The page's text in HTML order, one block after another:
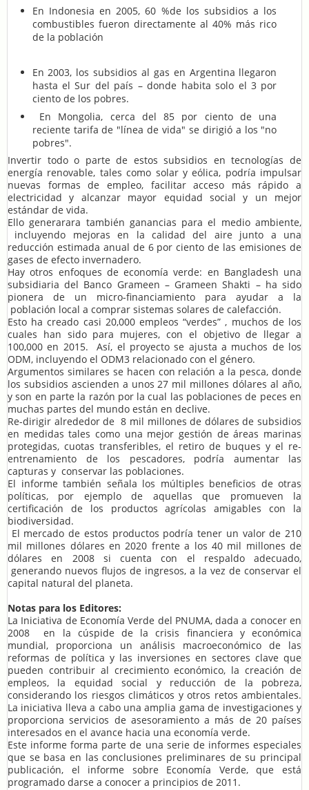
En Indonesia en 2005, 60 %de los subsidios a los
combustibles fueron directamente al 40% más rico
de la población
En 2003, los subsidios al gas en Argentina llegaron
hasta el Sur del país – donde habita solo el 3 por
ciento de los pobres.
En Mongolia, cerca del 85 por ciento de una
reciente tarifa de "línea de vida" se dirigió a los "no
pobres".
Invertir todo o parte de estos subsidios en tecnologías de
energía renovable, tales como solar y eólica, podría impulsar
nuevas formas de empleo, facilitar acceso más rápido a
electricidad y alcanzar mayor equidad social y un mejor
estándar de vida.
Ello generarara también ganancias para el medio ambiente,
incluyendo mejoras en la calidad del aire junto a una
reducción estimada anual de 6 por ciento de las emisiones de
gases de efecto invernadero.
Hay otros enfoques de economía verde: en Bangladesh una
subsidiaria del Banco Grameen – Grameen Shakti – ha sido
pionera de un micro-financiamiento para ayudar a la
población local a comprar sistemas solares de calefacción.
Esto ha creado casi 20,000 empleos “verdes” , muchos de los
cuales han sido para mujeres, con el objetivo de llegar a
100,000 en 2015. Así, el proyecto se ajusta a muchos de los
ODM, incluyendo el ODM3 relacionado con el género.
Argumentos similares se hacen con relación a la pesca, donde
los subsidios ascienden a unos 27 mil millones dólares al año,
y son en parte la razón por la cual las poblaciones de peces en
muchas partes del mundo están en declive.
Re-dirigir alrededor de 8 mil millones de dólares de subsidios
en medidas tales como una mejor gestión de áreas marinas
protegidas, cuotas transferibles, el retiro de buques y el re-
entrenamiento de los pescadores, podría aumentar las
capturas y conservar las poblaciones.
El informe también señala los múltiples beneficios de otras
políticas, por ejemplo de aquellas que promueven la
certificación de los productos agrícolas amigables con la
biodiversidad.
El mercado de estos productos podría tener un valor de 210
mil millones dólares en 2020 frente a los 40 mil millones de
dólares en 2008 si cuenta con el respaldo adecuado,
generando nuevos flujos de ingresos, a la vez de conservar el
capital natural del planeta.
Notas para los Editores:
La Iniciativa de Economía Verde del PNUMA, dada a conocer en
2008 en la cúspide de la crisis financiera y económica
mundial, proporciona un análisis macroeconómico de las
reformas de política y las inversiones en sectores clave que
pueden contribuir al crecimiento económico, la creación de
empleos, la equidad social y reducción de la pobreza,
considerando los riesgos climáticos y otros retos ambientales.
La iniciativa lleva a cabo una amplia gama de investigaciones y
proporciona servicios de asesoramiento a más de 20 países
interesados en el avance hacia una economía verde.
Este informe forma parte de una serie de informes especiales
que se basa en las conclusiones preliminares de su principal
publicación, el informe sobre Economía Verde, que está
programado darse a conocer a principios de 2011.